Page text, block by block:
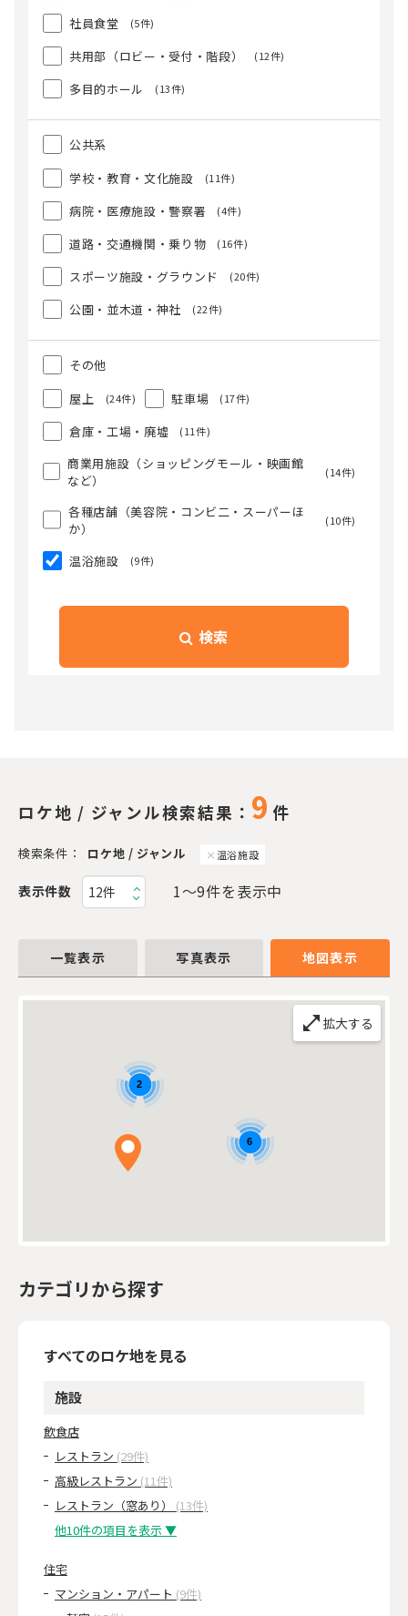
社員食堂 (5件)
共用部（ロビー・受付・階段） (12件)
多目的ホール (13件)
公共系
学校・教育・文化施設
(11件)
病院・医療施設・警察署 (4件)
道路・交通機関・乗り物 (16件)
スポーツ施設・グラウンド (20件)
公園・並木道・神社 (22件)
その他
屋上
(24件) 駐車場 (17件)
倉庫・工場・廃墟 (11件)
商業用施設（ショッピングモール・映画館
など）
(14件)
各種店舗（美容院・コンビ二・スーパーほ
か）
(10件)
温浴施設 (9件)
検索
ロケ地 / ジャンル検索結果： 9 件
検索条件： ロケ地 / ジャンル 温浴施設
表示件数 1〜9件を表示中
一覧表示 写真表示 地図表示
open_in_full 拡大する
6
2
カテゴリから探す
すべてのロケ地を見る
施設
飲食店
レストラン (29件)
高級レストラン (11件)
レストラン（窓あり） (13件)
他10件の項目を表示 ▼
住宅
マンション・アパート (9件)